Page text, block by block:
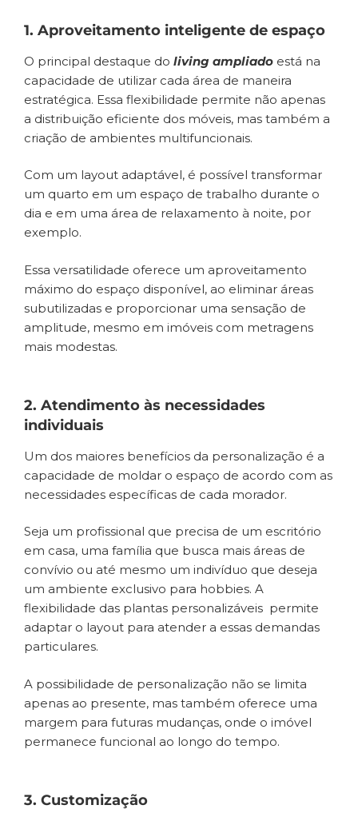
1. Aproveitamento inteligente de espaço
O principal destaque do living ampliado está na
capacidade de utilizar cada área de maneira
estratégica. Essa flexibilidade permite não apenas
a distribuição eficiente dos móveis, mas também a
criação de ambientes multifuncionais.
Com um layout adaptável, é possível transformar
um quarto em um espaço de trabalho durante o
dia e em uma área de relaxamento à noite, por
exemplo.
Essa versatilidade oferece um aproveitamento
máximo do espaço disponível, ao eliminar áreas
subutilizadas e proporcionar uma sensação de
amplitude, mesmo em imóveis com metragens
mais modestas.
2. Atendimento às necessidades
individuais
Um dos maiores benefícios da personalização é a
capacidade de moldar o espaço de acordo com as
necessidades específicas de cada morador.
Seja um profissional que precisa de um escritório
em casa, uma família que busca mais áreas de
convívio ou até mesmo um indivíduo que deseja
um ambiente exclusivo para hobbies. A
flexibilidade das plantas personalizáveis permite
adaptar o layout para atender a essas demandas
particulares.
A possibilidade de personalização não se limita
apenas ao presente, mas também oferece uma
margem para futuras mudanças, onde o imóvel
permanece funcional ao longo do tempo.
3. Customização